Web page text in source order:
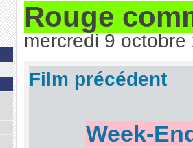
Rouge
mercredi 9 octobre
Film précédent
Week-